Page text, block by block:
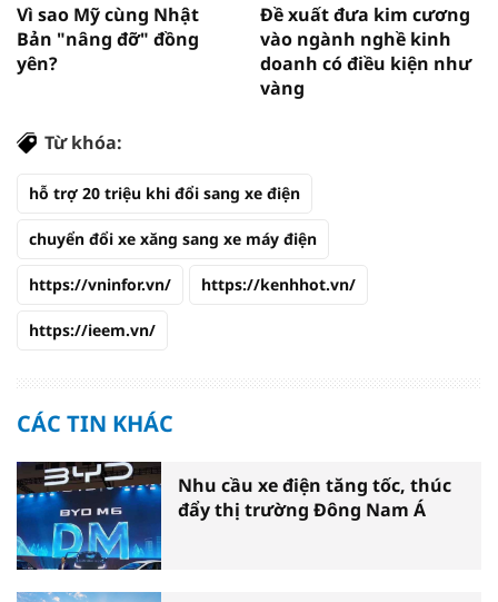
Vì sao Mỹ cùng Nhật
Bản "nâng đỡ" đồng
yên?
Đề xuất đưa kim cương
vào ngành nghề kinh
doanh có điều kiện như
vàng
Từ khóa:
hỗ trợ 20 triệu khi đổi sang xe điện
chuyển đổi xe xăng sang xe máy điện
https://vninfor.vn/ https://kenhhot.vn/
https://ieem.vn/
CÁC TIN KHÁC
Nhu cầu xe điện tăng tốc, thúc
đẩy thị trường Đông Nam Á